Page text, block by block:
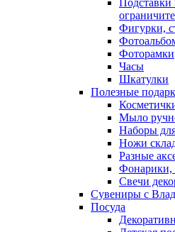
Подставки
Фигурки,
Фоторамки
Часы
Шкатулки
Полезные
Мыло
Наборы
Ножи
Разные
Фонарики,
Свечи
Сувениры с
Посуда